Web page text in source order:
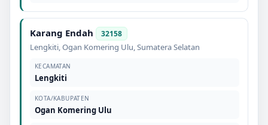
Karang Endah 32158
Lengkiti,Ogan Komering Ulu,Sumatera Selatan
KECAMATAN
Lengkiti
KOTA/KABUPATEN
Ogan Komering Ulu